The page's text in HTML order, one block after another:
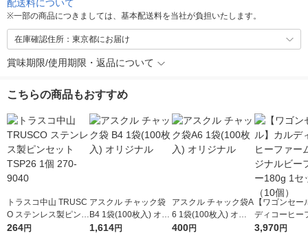
配送料について
※一部の商品につきましては、基本配送料を当社が負担いたします。
在庫確認住所：東京都にお届け
賞味期限/使用期限・返品について
こちらの商品もおすすめ
トラスコ中山 TRUSC
O ステンレス製ピンセ
ット TSP26 1個 270-
264円
アスクル チャック袋
B4 1袋(100枚入) オリ
ジナル
1,614円
アスクル チャック袋A
6 1袋(100枚入) オリ
ジナル
400円
【ワゴンセー
ディコーヒー
オリジナルビ
3,970円